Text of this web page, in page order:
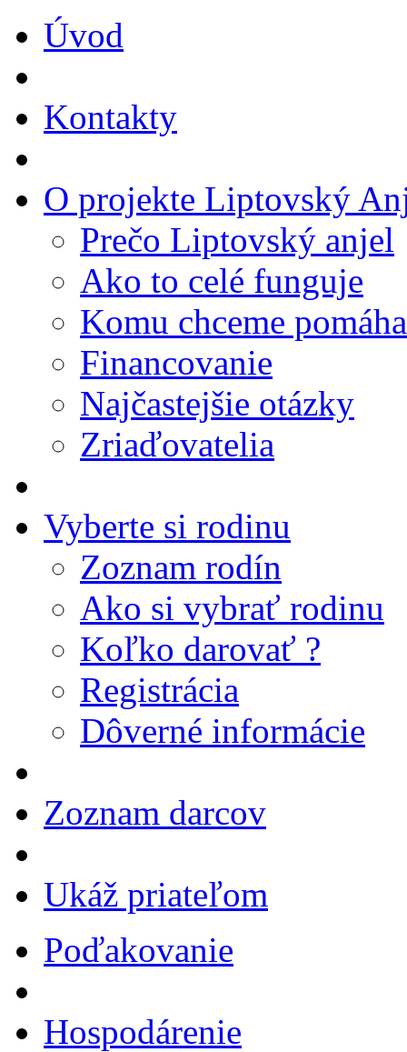
Úvod
Kontakty
O projekte Liptovský
Prečo Liptovský anjel
Ako to celé funguje
Komu chceme
Financovanie
Najčastejšie otázky
Zriaďovatelia
Vyberte si rodinu
Zoznam rodín
Ako si vybrať rodinu
Koľko darovať ?
Registrácia
Dôverné informácie
Zoznam darcov
Ukáž priateľom
Poďakovanie
Hospodárenie